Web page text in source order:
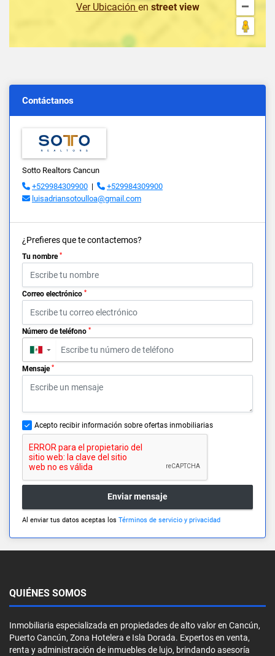
Ver Ubicación en street view
Contáctanos
Sotto Realtors Cancun
+529984309900 |
+529984309900
luisadriansotoulloa@gmail.com
¿Prefieres que te contactemos?
Tu nombre *
Correo electrónico *
Número de teléfono *
▼
Mensaje *
Acepto recibir información sobre ofertas inmobiliarias
Enviar mensaje
Al enviar tus datos aceptas los Términos de servicio y privacidad
QUIÉNES SOMOS
Inmobiliaria especializada en propiedades de alto valor en Cancún,
Puerto Cancún, Zona Hotelera e Isla Dorada. Expertos en venta,
renta y administración de inmuebles de lujo, brindando asesoría